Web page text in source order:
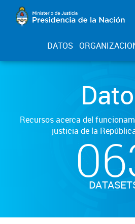
DATOS
Recursos acerca del
justicia de la